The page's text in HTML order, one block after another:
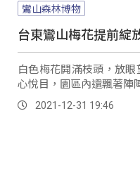
鸞山森林博物
台東鸞山梅花提前綻
白色梅花開滿枝頭，放
心悅目，園區內還飄著陣
2021-12-31 19:46